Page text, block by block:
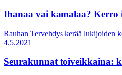
Ihanaa vai kamalaa? Kerro
Rauhan Tervehdys kerää lukijoiden
4.5.2021
Seurakunnat toiveikkaina: